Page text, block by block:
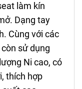
làm kín
Dạng tay
Cùng với các
sử dụng
Ni cao, có
thích hợp